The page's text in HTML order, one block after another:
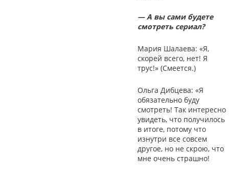
— А вы сами будете
смотреть сериал?
Мария Шалаева: «Я,
скорей всего, нет! Я
трус!» (Смеется.)
Ольга Дибцева: «Я
обязательно буду
смотреть! Так интересно
увидеть, что получилось
в итоге, потому что
изнутри все совсем
другое, но не скрою, что
мне очень страшно!